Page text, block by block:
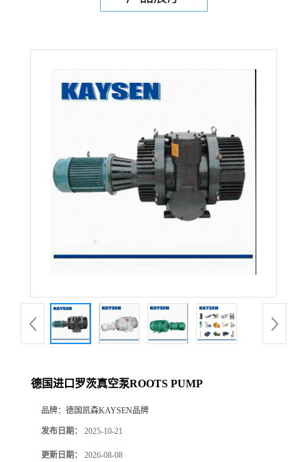
德国进口罗茨真空泵ROOTS PUMP
品牌： 德国凯森KAYSEN品牌
发布日期： 2025-10-21
更新日期： 2026-08-08